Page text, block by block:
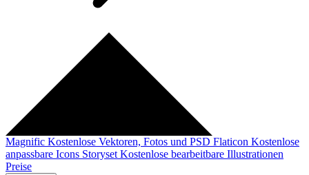
Magnific Kostenlose Vektoren, Fotos und PSD Flaticon Kostenlose
anpassbare Icons Storyset Kostenlose bearbeitbare Illustrationen
Preise